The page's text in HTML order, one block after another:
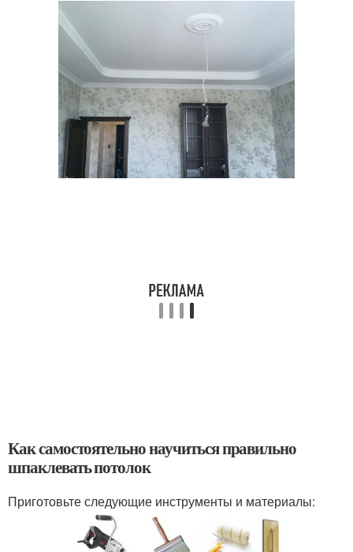
Как самостоятельно научиться правильно
шпаклевать потолок
Приготовьте следующие инструменты и материалы: